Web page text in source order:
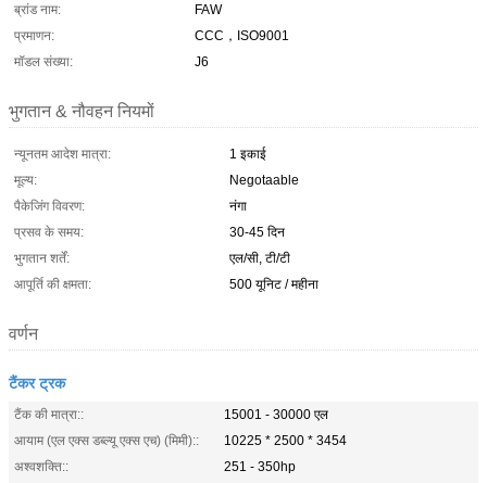
ब्रांड नाम:
FAW
प्रमाणन:
CCC，ISO9001
मॉडल संख्या:
J6
भुगतान & नौवहन नियमों
न्यूनतम आदेश मात्रा:
1 इकाई
मूल्य:
Negotaable
पैकेजिंग विवरण:
नंगा
प्रसव के समय:
30-45 दिन
भुगतान शर्तें:
एल/सी, टी/टी
आपूर्ति की क्षमता:
500 यूनिट / महीना
वर्णन
टैंकर ट्रक
टैंक की मात्रा::
15001 - 30000 एल
आयाम (एल एक्स डब्ल्यू एक्स एच) (मिमी)::
10225 * 2500 * 3454
अश्वशक्ति::
251 - 350hp